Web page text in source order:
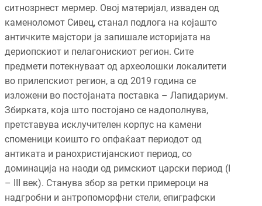
ситнозрнест мермер. Овој материјал, изваден од
каменоломот Сивец, станал подлога на којашто
античките мајстори ја запишале историјата на
дериопскиот и пелагонискиот регион. Сите
предмети потекнуваат од археолошки локалитети
во прилепскиот регион, а од 2019 година се
изложени во постојаната поставка – Лапидариум.
Збирката, која што постојано се надополнува,
претставува исклучителен корпус на камени
споменици коишто го опфаќаат периодот од
антиката и ранохристијанскиот период, со
доминација на наоди од римскиот царски период (I
– III век). Станува збор за ретки примероци на
надгробни и антропоморфни стели, епиграфски